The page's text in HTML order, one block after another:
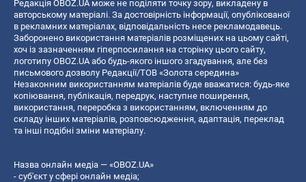
Редакція OBOZ.UA може не поділяти точку зору, викладену в
авторському матеріалі. За достовірність інформації, опублікованої
в рекламних матеріалах, відповідальність несе рекламодавець.
Заборонено використання матеріалів розміщених на цьому сайті,
хоч із зазначенням гіперпосилання на сторінку цього сайту,
логотипу OBOZ.UA або будь-якого іншого згадування, але без
письмового дозволу Редакції/ТОВ «Золота середина»
Незаконним використанням матеріалів буде вважатися: будь-яке
копiювання, публiкацiя, передрук, наступне поширення,
використання, переробка з використанням, включенням до
складу інших матеріалів, розповсюдження, адаптація, переклад
та інші подібні зміни матеріалу.
Назва онлайн медіа — «OBOZ.UA»
- суб'єкт у сфері онлайн медіа;